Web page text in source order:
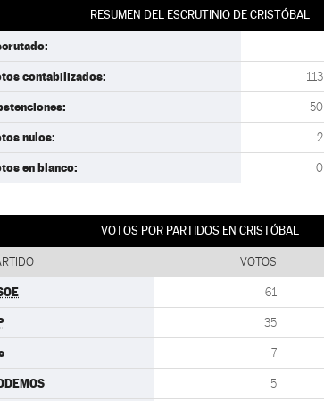
RESUMEN DEL ESCRUTINIO DE CRISTÓBAL
contabilizados: 113
50
nulos: 2
en blanco: 0
VOTOS POR PARTIDOS EN CRISTÓBAL
VOTOS
61
35
7
5